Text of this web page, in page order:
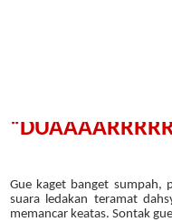
Gue kaget banget sumpah,
suara ledakan teramat
memancar keatas. Sontak